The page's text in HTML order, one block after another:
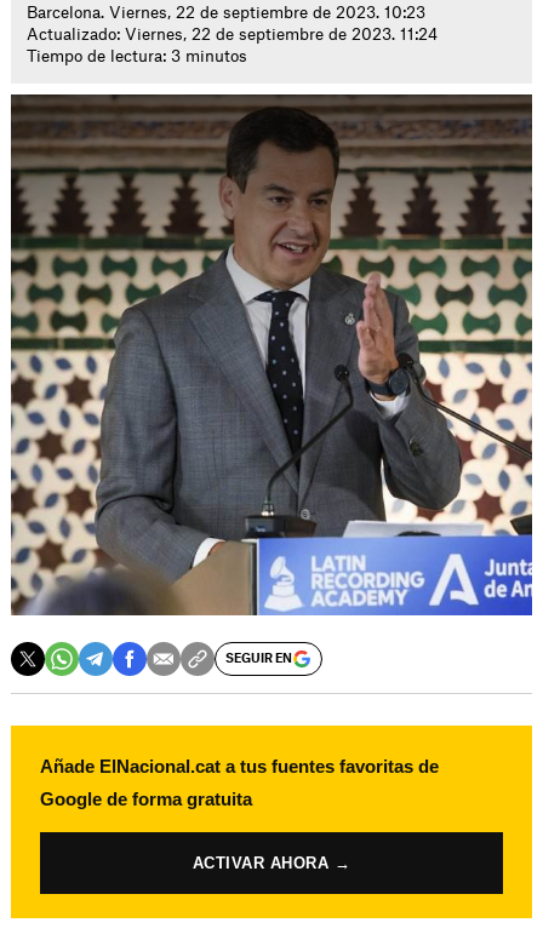
Barcelona. Viernes, 22 de septiembre de 2023. 10:23
Actualizado: Viernes, 22 de septiembre de 2023. 11:24
Tiempo de lectura: 3 minutos
SEGUIR EN
Añade ElNacional.cat a tus fuentes favoritas de
Google de forma gratuita
ACTIVAR AHORA →